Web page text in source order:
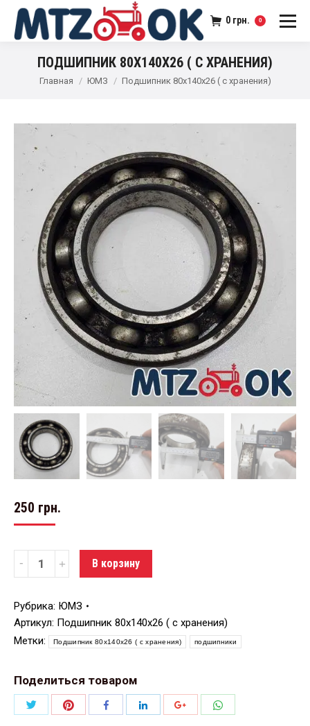
0 грн. 0
ПОДШИПНИК 80Х140Х26 ( С ХРАНЕНИЯ)
Главная ЮМЗ Подшипник 80х140х26 ( с хранения)
250 грн.
Количество В корзину
Рубрика: ЮМЗ
Артикул: Подшипник 80х140х26 ( с хранения)
Метки:
Подшипник 80х140х26 ( с хранения) подшипники
Поделиться товаром
ПоделитьсяПоделитьсяПоделитьсяПоделитьсяПоделиться